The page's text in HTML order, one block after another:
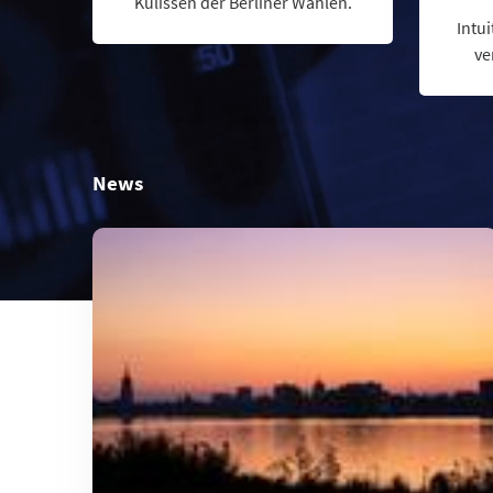
News